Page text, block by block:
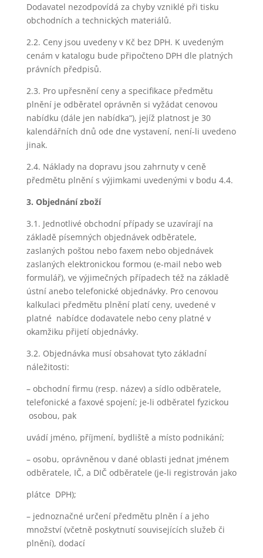
Dodavatel nezodpovídá za chyby vzniklé při tisku
obchodních a technických materiálů.
2.2. Ceny jsou uvedeny v Kč bez DPH. K uvedeným
cenám v katalogu bude připočteno DPH dle platných
právních předpisů.
2.3. Pro upřesnění ceny a specifikace předmětu
plnění je odběratel oprávněn si vyžádat cenovou
nabídku (dále jen nabídka“), jejíž platnost je 30
kalendářních dnů ode dne vystavení, není-li uvedeno
jinak.
2.4. Náklady na dopravu jsou zahrnuty v ceně
předmětu plnění s výjimkami uvedenými v bodu 4.4.
3. Objednání zboží
3.1. Jednotlivé obchodní případy se uzavírají na
základě písemných objednávek odběratele,
zaslaných poštou nebo faxem nebo objednávek
zaslaných elektronickou formou (e-mail nebo web
formulář), ve výjimečných případech též na základě
ústní anebo telefonické objednávky. Pro cenovou
kalkulaci předmětu plnění platí ceny, uvedené v
platné nabídce dodavatele nebo ceny platné v
okamžiku přijetí objednávky.
3.2. Objednávka musí obsahovat tyto základní
náležitosti:
– obchodní firmu (resp. název) a sídlo odběratele,
telefonické a faxové spojení; je-li odběratel fyzickou
osobou, pak
uvádí jméno, příjmení, bydliště a místo podnikání;
– osobu, oprávněnou v dané oblasti jednat jménem
odběratele, IČ, a DIČ odběratele (je-li registrován jako
plátce DPH);
– jednoznačné určení předmětu plněn í a jeho
množství (včetně poskytnutí souvisejících služeb či
plnění), dodací